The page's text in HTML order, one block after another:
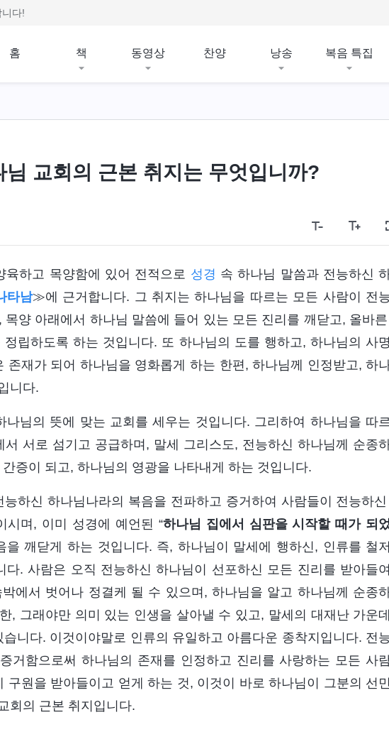
다!
홈 책 동영상 찬양 낭송 복음 특집
님 교회의 근본 취지는 무엇입니까?
육하고 목양함에 있어 전적으로 성경 속 하나님 말씀과 전능하신
타남≫에 근거합니다. 그 취지는 하나님을 따르는 모든 사람이 전
양 아래에서 하나님 말씀에 들어 있는 모든 진리를 깨닫고, 올바른
립하도록 하는 것입니다. 또 하나님의 도를 행하고, 하나님의 사
존재가 되어 하나님을 영화롭게 하는 한편, 하나님께 인정받고, 하
니다.
나님의 뜻에 맞는 교회를 세우는 것입니다. 그리하여 하나님을 따
서로 섬기고 공급하며, 말세 그리스도, 전능하신 하나님께 순종
증이 되고, 하나님의 영광을 나타내게 하는 것입니다.
하신 하나님나라의 복음을 전파하고 증거하여 사람들이 전능하
시며, 이미 성경에 예언된 “하나님 집에서 심판을 시작할 때가 되
을 깨닫게 하는 것입니다. 즉, 하나님이 말세에 행하신, 인류를 철
다. 사람은 오직 전능하신 하나님이 선포하신 모든 진리를 받아들
에서 벗어나 정결케 될 수 있으며, 하나님을 알고 하나님께 순종
, 그래야만 의미 있는 인생을 살아낼 수 있고, 말세의 대재난 가운
니다. 이것이야말로 인류의 유일하고 아름다운 종착지입니다. 전
거함으로써 하나님의 존재를 인정하고 진리를 사랑하는 모든 사
원을 받아들이고 얻게 하는 것, 이것이 바로 하나님이 그분의 선민
회의 근본 취지입니다.